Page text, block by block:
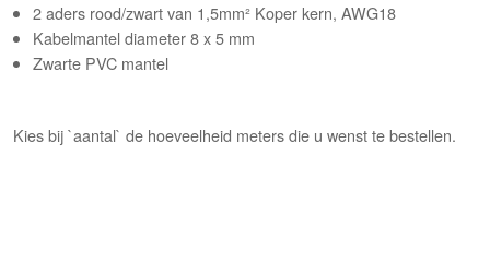
2 aders rood/zwart van 1,5mm² Koper kern,AWG18
Kabelmantel diameter 8 x 5 mm
Zwarte PVC mantel
Kies bij `aantal` de hoeveelheid meters die u wenst te bestellen.